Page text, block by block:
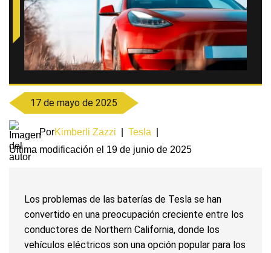
17 de mayo de 2025
PorKimberli Zazzi Tesla
Última modificación el 19 de junio de 2025
Los problemas de las baterías de Tesla se han
convertido en una preocupación creciente entre los
conductores de Northern California, donde los
vehículos eléctricos son una opción popular para los